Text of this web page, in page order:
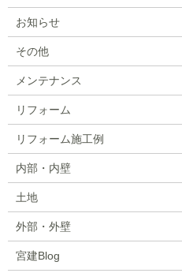
お知らせ
その他
メンテナンス
リフォーム
リフォーム施工例
内部・内壁
土地
外部・外壁
宮建Blog